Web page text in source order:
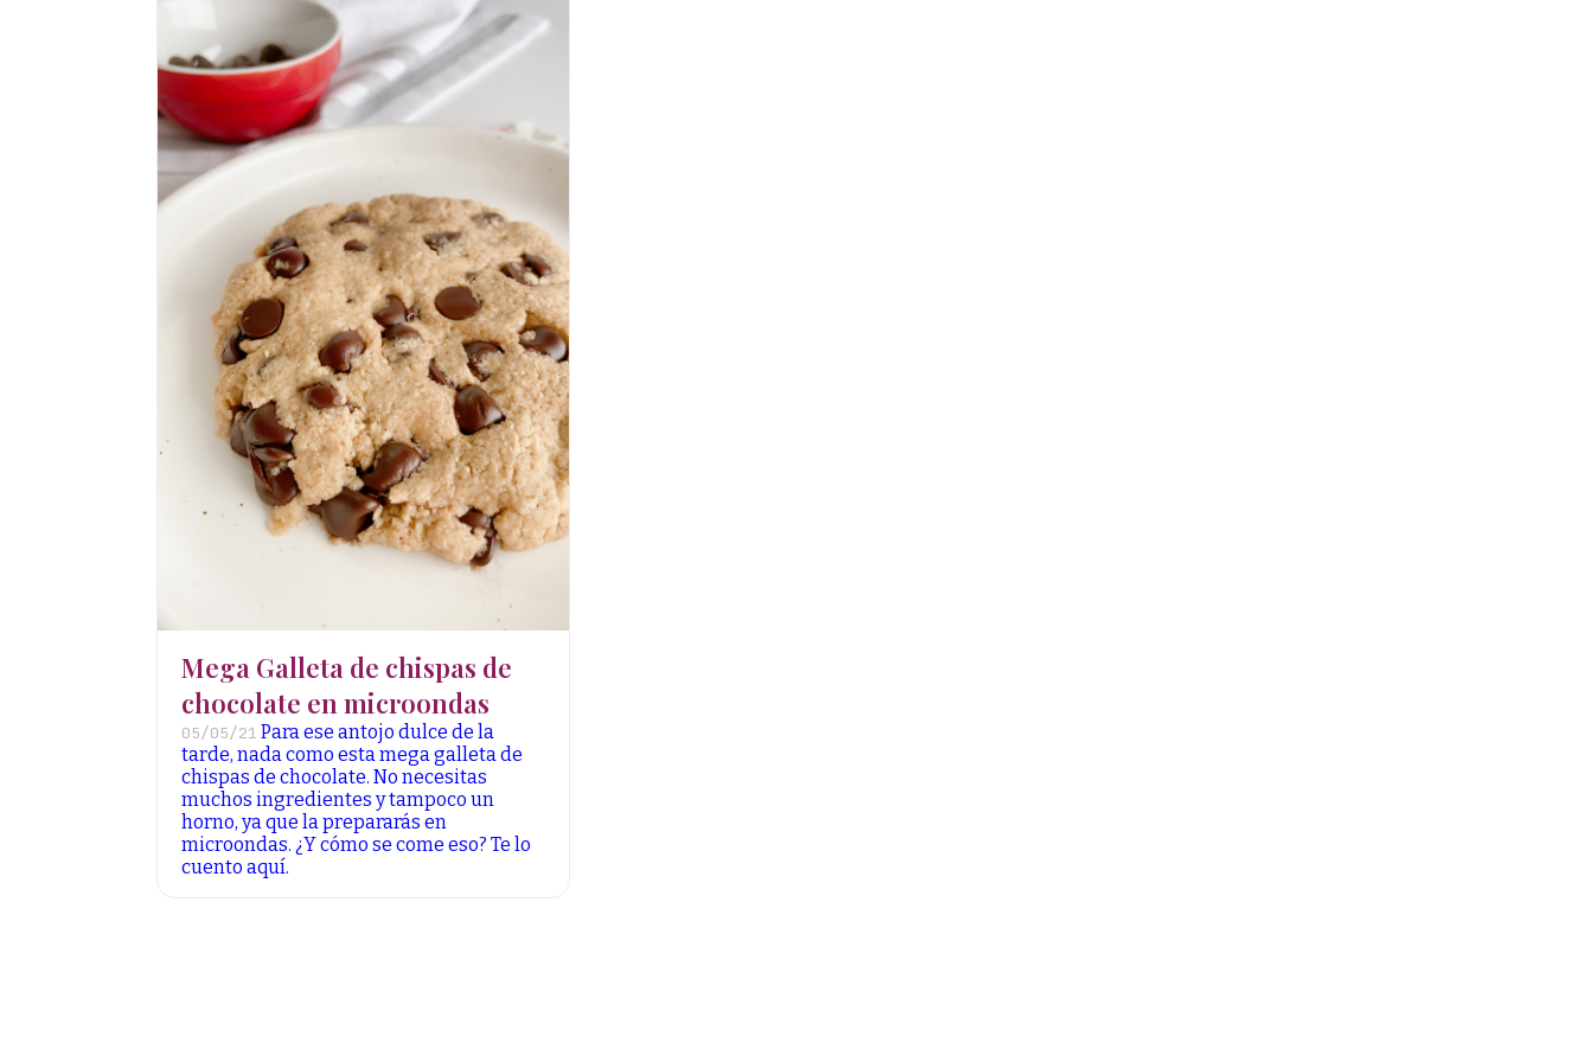
Mega Galleta de chispas de
chocolate en microondas
05/05/21 Para ese antojo dulce de la
tarde, nada como esta mega galleta de
chispas de chocolate. No necesitas
muchos ingredientes y tampoco un
horno, ya que la prepararás en
microondas. ¿Y cómo se come eso? Te lo
cuento aquí.